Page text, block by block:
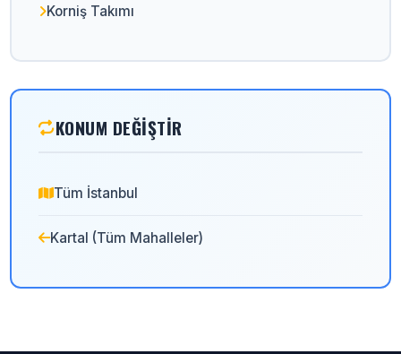
Korniş Takımı
KONUM DEĞIŞTIR
Tüm İstanbul
Kartal (Tüm Mahalleler)